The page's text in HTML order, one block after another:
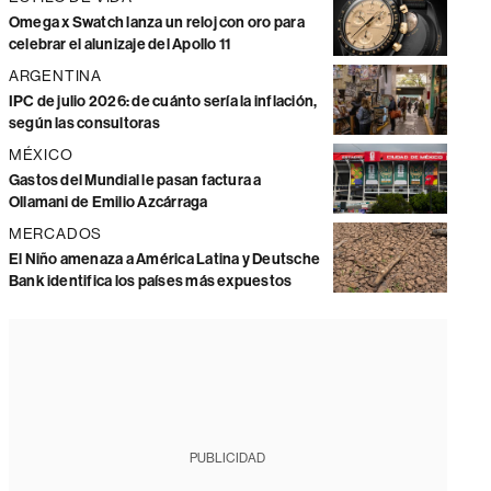
Omega x Swatch lanza un reloj con oro para
celebrar el alunizaje del Apollo 11
ARGENTINA
IPC de julio 2026: de cuánto sería la inflación,
según las consultoras
MÉXICO
Gastos del Mundial le pasan factura a
Ollamani de Emilio Azcárraga
MERCADOS
El Niño amenaza a América Latina y Deutsche
Bank identifica los países más expuestos
PUBLICIDAD